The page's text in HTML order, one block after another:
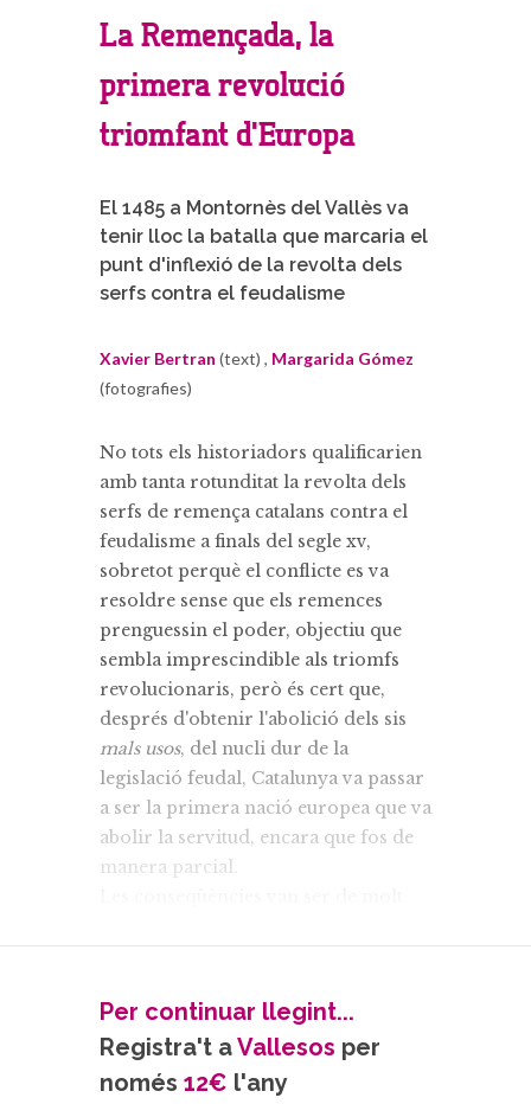
La Remençada, la
primera revolució
triomfant d'Europa
El 1485 a Montornès del Vallès va
tenir lloc la batalla que marcaria el
punt d'inflexió de la revolta dels
serfs contra el feudalisme
Xavier Bertran (text) , Margarida Gómez
(fotografies)
No tots els historiadors qualificarien
amb tanta rotunditat la revolta dels
serfs de remença catalans contra el
feudalisme a finals del segle xv,
sobretot perquè el conflicte es va
resoldre sense que els remences
prenguessin el poder, objectiu que
sembla imprescindible als triomfs
revolucionaris, però és cert que,
després d'obtenir l'abolició dels sis
mals usos, del nucli dur de la
legislació feudal, Catalunya va passar
a ser la primera nació europea que va
abolir la servitud, encara que fos de
manera parcial.
accelerar la transició a la que
aleshores era una modernitat, la
monarquia absoluta, que soscavava
Per continuar llegint...
Registra't aVallesos per
només 12€ l'any